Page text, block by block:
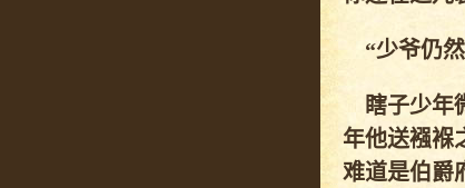
“少爷仍
瞎子少年
年他送襁褓
难道是伯爵